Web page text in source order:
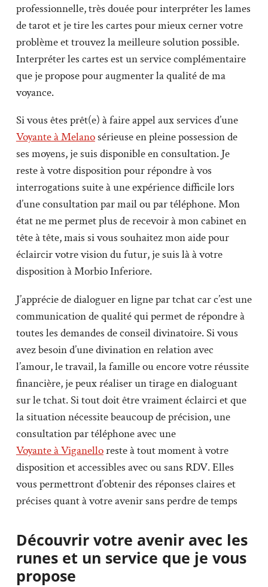
professionnelle, très douée pour interpréter les lames
de tarot et je tire les cartes pour mieux cerner votre
problème et trouvez la meilleure solution possible.
Interpréter les cartes est un service complémentaire
que je propose pour augmenter la qualité de ma
voyance.
Si vous êtes prêt(e) à faire appel aux services d’une
Voyante à Melanosérieuse en pleine possession de
ses moyens, je suis disponible en consultation. Je
reste à votre disposition pour répondre à vos
interrogations suite à une expérience difficile lors
d’une consultation par mail ou par téléphone. Mon
état ne me permet plus de recevoir à mon cabinet en
tête à tête, mais si vous souhaitez mon aide pour
éclaircir votre vision du futur, je suis là à votre
disposition à Morbio Inferiore.
J’apprécie de dialoguer en ligne par tchat car c’est une
communication de qualité qui permet de répondre à
toutes les demandes de conseil divinatoire. Si vous
avez besoin d’une divination en relation avec
l’amour, le travail, la famille ou encore votre réussite
financière, je peux réaliser un tirage en dialoguant
sur le tchat. Si tout doit être vraiment éclairci et que
la situation nécessite beaucoup de précision, une
consultation par téléphone avec une
Voyante à Viganelloreste à tout moment à votre
disposition et accessibles avec ou sans RDV. Elles
vous permettront d’obtenir des réponses claires et
précises quant à votre avenir sans perdre de temps
Découvrir votre avenir avec les
runes et un service que je vous
propose